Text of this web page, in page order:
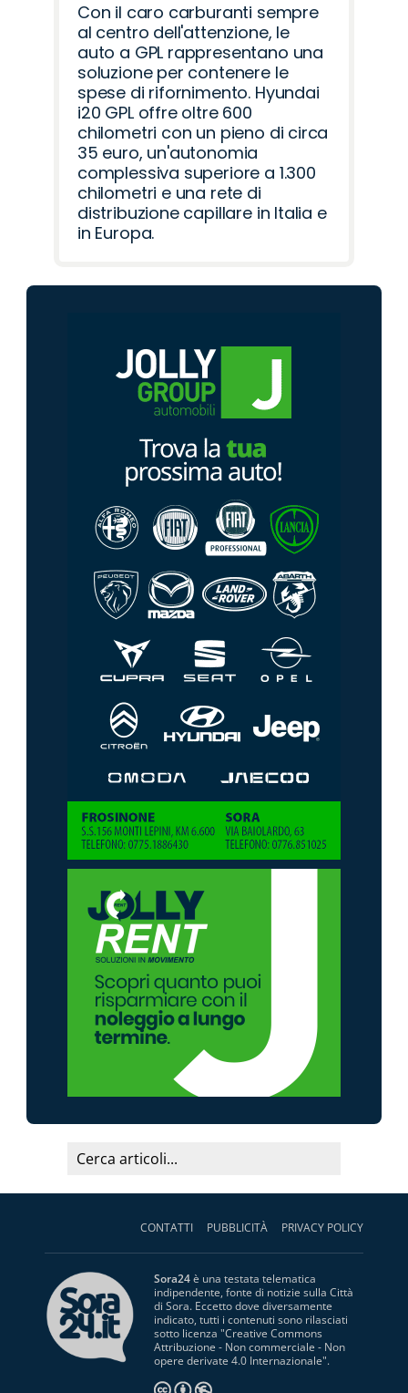
Con il caro carburanti sempre
al centro dell'attenzione, le
auto a GPL rappresentano una
soluzione per contenere le
spese di rifornimento. Hyundai
i20 GPL offre oltre 600
chilometri con un pieno di circa
35 euro, un'autonomia
complessiva superiore a 1.300
chilometri e una rete di
distribuzione capillare in Italia e
in Europa.
CONTATTI PUBBLICITÀ PRIVACY POLICY
Sora24è una testata telematica
indipendente, fonte di notizie sulla Città
di Sora. Eccetto dove diversamente
indicato, tutti i contenuti sono rilasciati
sotto licenza "Creative Commons
Attribuzione - Non commerciale - Non
opere derivate 4.0 Internazionale".